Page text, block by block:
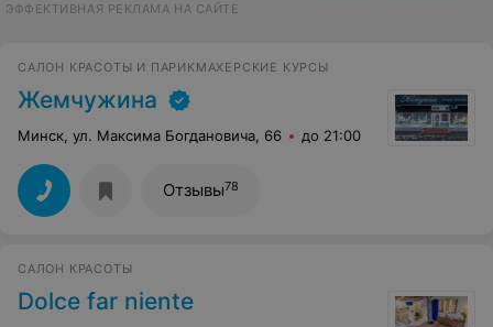
ЭФФЕКТИВНАЯ РЕКЛАМА НА САЙТЕ
САЛОН КРАСОТЫ И ПАРИКМАХЕРСКИЕ КУРСЫ
Жемчужина
Минск, ул. Максима Богдановича, 66 до 21:00
Отзывы78
САЛОН КРАСОТЫ
Dolce far niente